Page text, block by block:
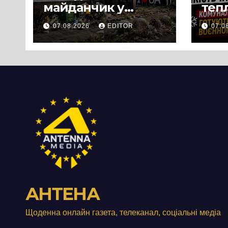
майданчик у
Панському біля
Черкас
перетворився на
сміттєзвалище
07.08.2026 EDITOR
АНТЕНА
Щоденна онлайн газета, телеканал, соціальні медіа